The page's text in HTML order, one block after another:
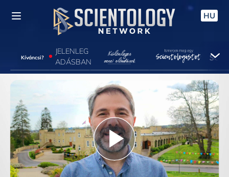
HU
Kíváncsi?
JELENLEG
ADÁSBAN
Play